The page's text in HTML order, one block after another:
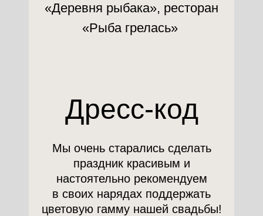
«Деревня рыбака», ресторан
«Рыба грелась»
Мы очень старались сделать
праздник красивым и
настоятельно рекомендуем
в своих нарядах поддержать
цветовую гамму нашей свадьбы!
Дресс-код